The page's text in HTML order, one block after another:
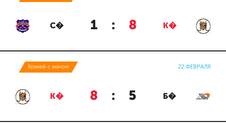
С� 1 : 8 К�
Хоккей с мячом 22 ФЕВРАЛЯ
К� 8 : 5 Б�